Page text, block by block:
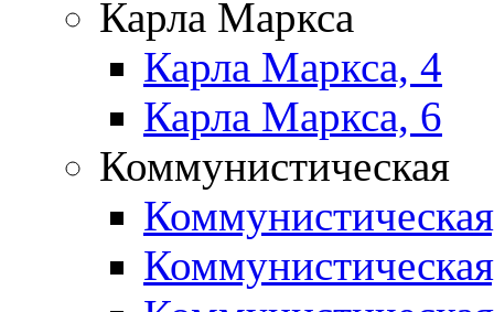
Карла Маркса
Карла Маркса, 4
Карла Маркса, 6
Коммунистическая